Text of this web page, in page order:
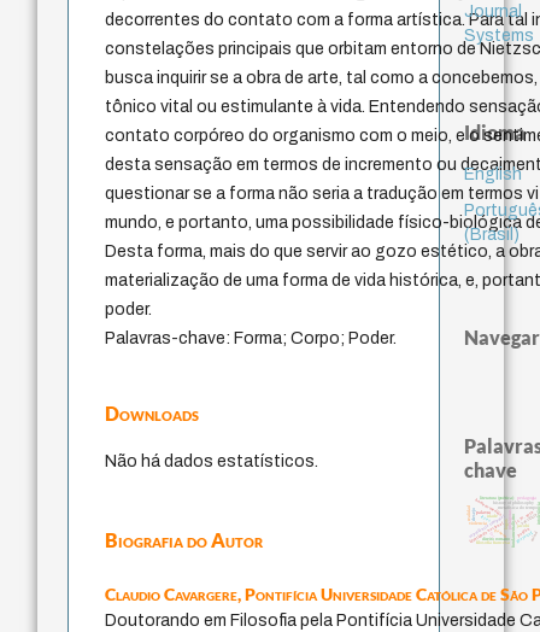
decorrentes do contato com a forma artística. Para tal
constelações principais que orbitam entorno de
busca inquirir se a obra de arte, tal como a
tônico vital ou estimulante à vida. Entendendo
contato corpóreo do organismo com o meio, e o
desta sensação em termos de incremento ou
questionar se a forma não seria a tradução em termos
mundo, e portanto, uma possibilidade físico-biológica
Desta forma, mais do que servir ao gozo estético, a
materialização de uma forma de vida histórica, e,
poder.
Palavras-chave: Forma; Corpo; Poder.
Downloads
Não há dados estatísticos.
Biografia do Autor
Claudio Cavargere,Pontifícia Universidade Católica de São
Doutorando em Filosofia pela Pontifícia Universidade
Journal
Systems
Idioma
English
(Brasil)
Navegar
chave
fundamentalismojacobi
protágoras
experiência temporal
metafísica do tempo
género
idade
history of philosophy
identidade nacional
homem-medida
j.c.m. neto
palavra
literatura (poética)
perdón
leyes
violencia
guayaquil
logos
direito romano
pedagogia
lei
filosofia francesa
desejo sacrifício
mind
realidad